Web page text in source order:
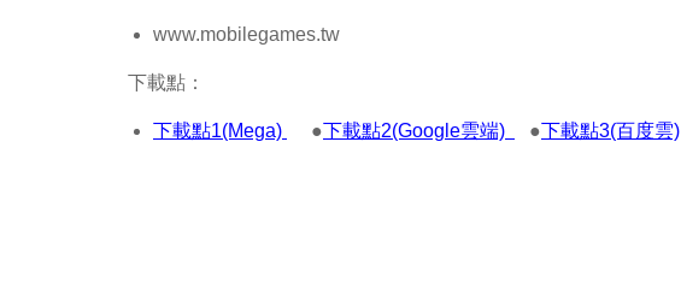
www.mobilegames.tw
下載點：
下載點1(Mega) ●下載點2(Google雲端) ●下載點3(百度雲)